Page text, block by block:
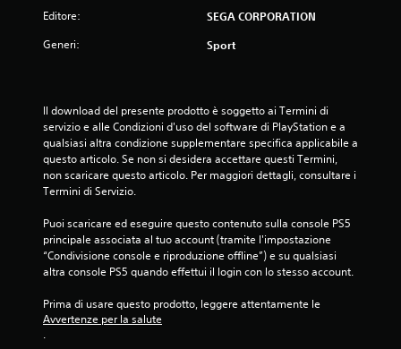
Editore: SEGA CORPORATION
Generi: Sport
Il download del presente prodotto è soggetto ai Termini di
servizio e alle Condizioni d'uso del software di PlayStation e a
qualsiasi altra condizione supplementare specifica applicabile a
questo articolo. Se non si desidera accettare questi Termini,
non scaricare questo articolo. Per maggiori dettagli, consultare i
Termini di Servizio.
Puoi scaricare ed eseguire questo contenuto sulla console PS5
principale associata al tuo account (tramite l'impostazione
“Condivisione console e riproduzione offline”) e su qualsiasi
altra console PS5 quando effettui il login con lo stesso account.
Prima di usare questo prodotto, leggere attentamente le
Avvertenze per la salute
.